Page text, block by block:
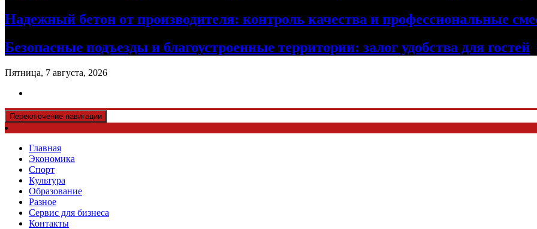
Надежный бетон от производителя: контроль качества и профессиональные
Безопасные подъезды и благоустроенные территории: залог удобства для гостей
Пятница, 7 августа, 2026
Переключение навигации
Главная
Экономика
Спорт
Культура
Образование
Разное
Сервис для бизнеса
Контакты